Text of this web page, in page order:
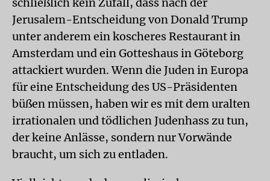
Jerusalem-Entscheidung von Donald Trump
unter anderem ein koscheres Restaurant in
Amsterdam und ein Gotteshaus in Göteborg
attackiert wurden. Wenn die Juden in Europa
für eine Entscheidung des US-Präsidenten
büßen müssen, haben wir es mit dem uralten
irrationalen und tödlichen Judenhass zu tun,
der keine Anlässe, sondern nur Vorwände
braucht, um sich zu entladen.